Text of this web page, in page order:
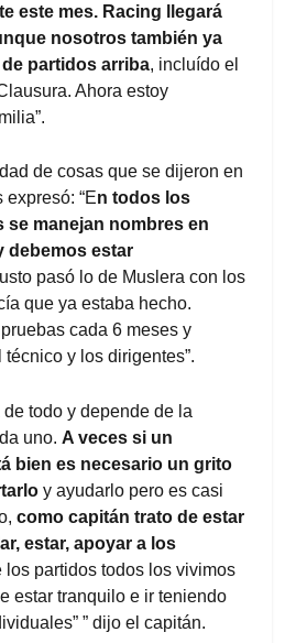
este mes. Racing llegará
nosotros también ya
partidos arriba, incluído el
Ahora estoy
de cosas que se dijeron en
“En todos los
se manejan nombres en
debemos estar
pasó lo de Muslera con los
que ya estaba hecho.
cada 6 meses y
y los dirigentes”.
todo y depende de la
uno. A veces si un
bien es necesario un grito
y ayudarlo pero es casi
como capitán trato de estar
estar, apoyar a los
los partidos todos los vivimos
estar tranquilo e ir teniendo
” dijo el capitán.